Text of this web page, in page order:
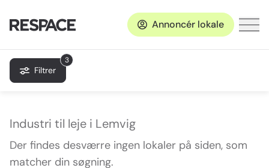
Annoncér lokale
3
Filtrer
Industri til leje i Lemvig
Der findes desværre ingen lokaler på siden, som
matcher din søgning.